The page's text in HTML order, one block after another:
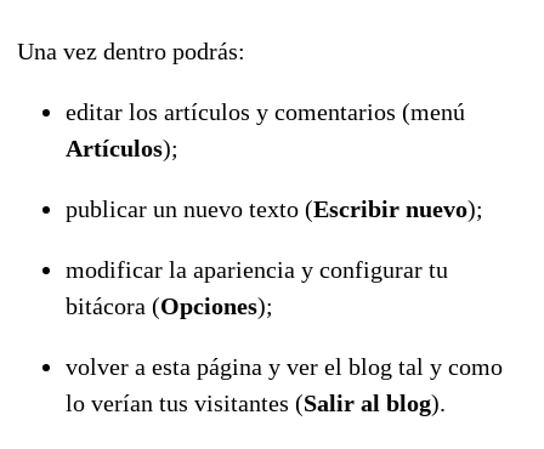
Una vez dentro podrás:
editar los artículos y comentarios (menú
Artículos);
publicar un nuevo texto (Escribir nuevo);
modificar la apariencia y configurar tu
bitácora (Opciones);
volver a esta página y ver el blog tal y como
lo verían tus visitantes (Salir al blog).